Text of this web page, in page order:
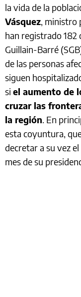
la vida de la
Vásquez, ministro
han registrado 182
Guillain-Barré
de las personas
siguen
si el aumento de
cruzar las
la región. En
esta coyuntura,
decretar a su vez
mes de su